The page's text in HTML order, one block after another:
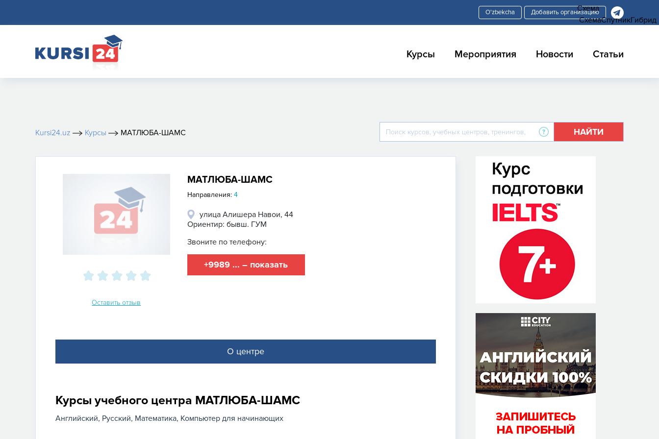
Добавить организацию
Курсы Мероприятия Новости Статьи
Kursi24.uz Курсы МАТЛЮБА-ШАМС НАЙТИ
Оставить отзыв
МАТЛЮБА-ШАМС
Направления: 4
улица Алишера Навои, 44
Ориентир: бывш. ГУМ
Звоните по телефону:
+9989 ... – показать
О центре
Курсы учебного центра МАТЛЮБА-ШАМС
Английский Русский Математика Компьютер для начинающих
Схема
СхемаСпутникГибрид